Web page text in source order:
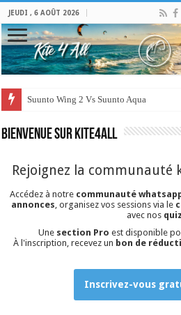
JEUDI , 6 AOÛT 2026
Suunto Wing 2 Vs Suunto Aqua
Bienvenue sur Kite4all
Rejoignez la communauté
Accédez à notre communauté
annonces , organisez vos sessions via le
avec nos quiz
Une section Pro est disponible
À l'inscription, recevez un bon de
Inscrivez-vous